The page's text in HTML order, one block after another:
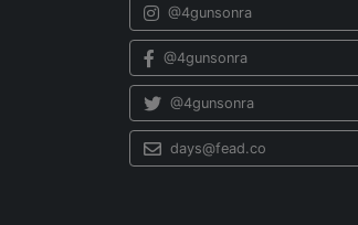
@4gunsonra
@4gunsonra
@4gunsonra
days@fead.co